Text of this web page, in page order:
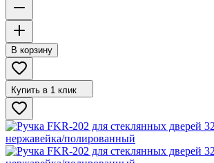
В корзину
Купить в 1 клик